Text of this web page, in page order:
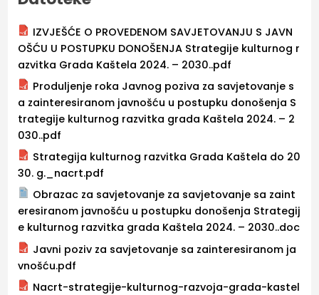
IZVJEŠĆE O PROVEDENOM SAVJETOVANJU S JAVN
OŠĆU U POSTUPKU DONOŠENJA Strategije kulturnog r
azvitka Grada Kaštela 2024. – 2030..pdf
Produljenje roka Javnog poziva za savjetovanje s
a zainteresiranom javnošću u postupku donošenja S
trategije kulturnog razvitka grada Kaštela 2024. – 2
030..pdf
Strategija kulturnog razvitka Grada Kaštela do 20
30. g._nacrt.pdf
Obrazac za savjetovanje za savjetovanje sa zaint
eresiranom javnošću u postupku donošenja Strategij
e kulturnog razvitka grada Kaštela 2024. – 2030..doc
Javni poziv za savjetovanje sa zainteresiranom ja
vnošću.pdf
Nacrt-strategije-kulturnog-razvoja-grada-kastel